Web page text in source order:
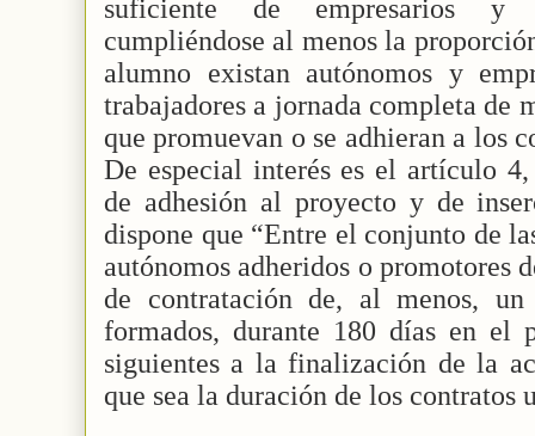
suficiente de empresarios y
cumpliéndose al menos la
alumno existan autónomos y
trabajadores a jornada completa de
que promuevan o se adhieran a los
De especial interés es el artículo
de adhesión al proyecto y de
dispone que “Entre el conjunto de
autónomos adheridos o promotores
de contratación de, al menos,
formados, durante 180 días en el
siguientes a la finalización de la
que sea la duración de los contratos